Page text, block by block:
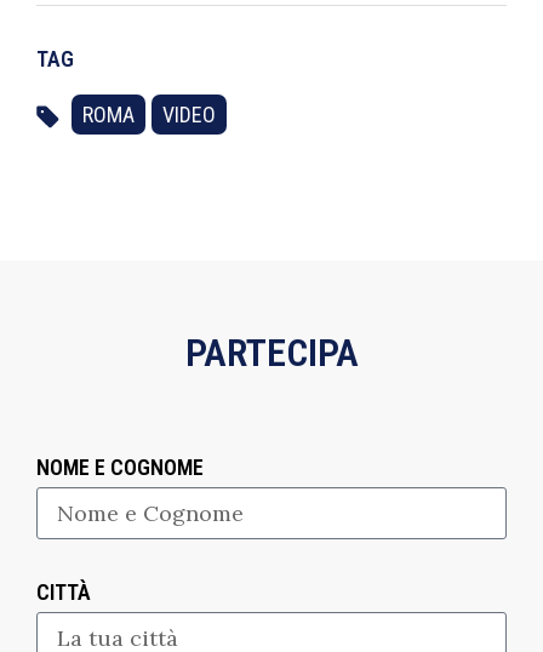
TAG
ROMA VIDEO
PARTECIPA
NOME E COGNOME
CITTÀ